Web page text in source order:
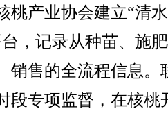
桃产业协会建立“清
，记录从种苗、施
销售的全流程信息。
段专项监督，在核桃